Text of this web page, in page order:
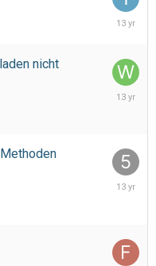
February
nicht
February
January